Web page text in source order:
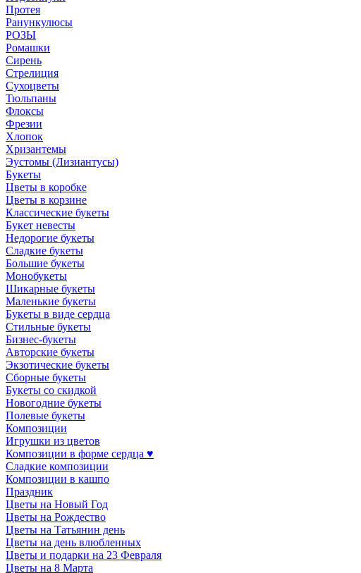
Протея
Ранункулюсы
РОЗЫ
Ромашки
Сирень
Стрелиция
Сухоцветы
Тюльпаны
Флоксы
Фрезии
Хлопок
Хризантемы
Эустомы (Лизиантусы)
Букеты
Цветы в коробке
Цветы в корзине
Классические букеты
Букет невесты
Недорогие букеты
Сладкие букеты
Большие букеты
Монобукеты
Шикарные букеты
Маленькие букеты
Букеты в виде сердца
Стильные букеты
Бизнес-букеты
Авторские букеты
Экзотические букеты
Сборные букеты
Букеты со скидкой
Новогодние букеты
Полевые букеты
Композиции
Игрушки из цветов
Композиции в форме сердца ♥
Сладкие композиции
Композиции в кашпо
Праздник
Цветы на Новый Год
Цветы на Рождество
Цветы на Татьянин день
Цветы на день влюбленных
Цветы и подарки на 23 Февраля
Цветы на 8 Марта